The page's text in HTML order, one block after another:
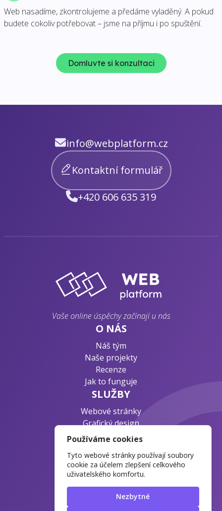
Web nasadíme, zkontrolujeme a předáme vyladěný. A pokud
budete cokoliv potřebovat – jsme na příjmu i po spuštění.
Domluvte si konzultaci
info@webplatform.cz
Kontaktní formulář
+420 606 635 319
Vaše online úspěchy začínají u nás
O NÁS
Náš tým
Naše projekty
Recenze
Jak to funguje
SLUŽBY
Webové stránky
Grafický design
Byznys konzultace
Ochrana osobních údajů
Časté otázky
Blog o webdesignu
Používáme cookies
Tyto webové stránky používají soubory
cookie za účelem zlepšení celkového
uživatelského komfortu.
Nezbytné